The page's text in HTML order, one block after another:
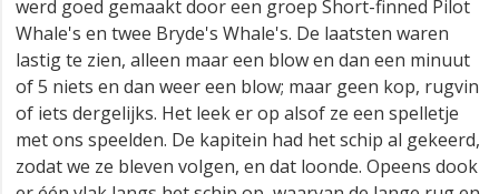
werd goed gemaakt door een groep Short-finned Pilot
Whale's en twee Bryde's Whale's. De laatsten waren
lastig te zien, alleen maar een blow en dan een minuut
of 5 niets en dan weer een blow; maar geen kop, rugvin
of iets dergelijks. Het leek er op alsof ze een spelletje
met ons speelden. De kapitein had het schip al gekeerd,
zodat we ze bleven volgen, en dat loonde. Opeens dook